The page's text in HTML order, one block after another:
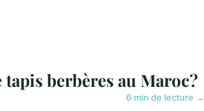
berbères au Maroc?
6 min de lecture →